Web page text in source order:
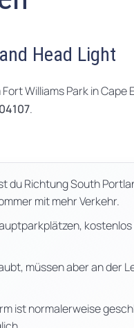
Head Light
Williams Park in
.
du Richtung South
mit mehr Verkehr.
müssen aber an der
ist normalerweise